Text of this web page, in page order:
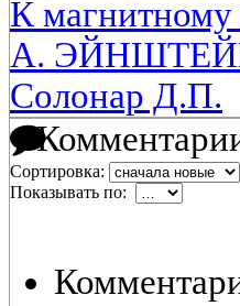
К
А.
Солонар Д.П.
Сортировка:
Показывать по: